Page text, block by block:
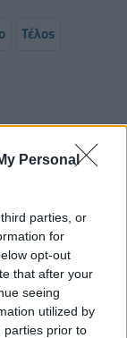
Personal
parties, or
for
opt-out
that after your
seeing
utilized by
parties prior to
Τέλος